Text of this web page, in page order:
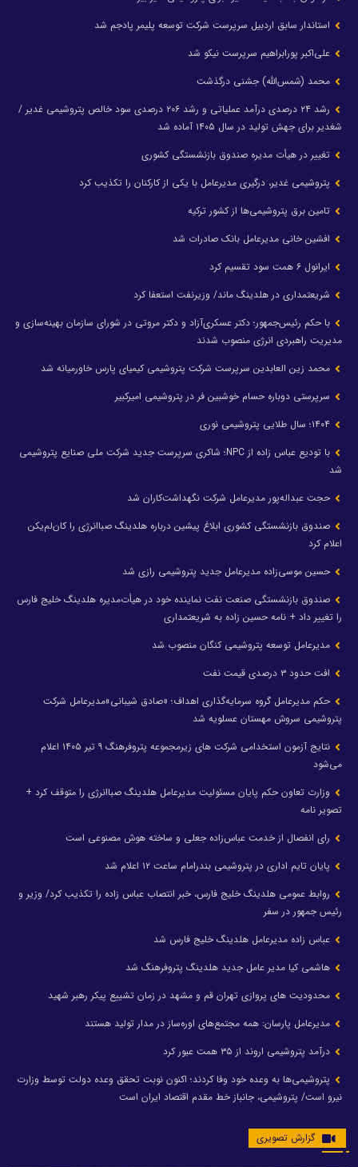
استاندار سابق اردبیل سرپرست شرکت توسعه پلیمر پادجم شد
علی‌اکبر پورابراهیم سرپرست نیکو شد
محمد (شمس‌الله) جشنی درگذشت
رشد ۲۴ درصدی درآمد عملیاتی و رشد ۲۰۶ درصدی سود خالص پتروشیمی غدیر /
شغدیر برای جهش تولید در سال ۱۴۰۵ آماده شد
تغییر در هیأت مدیره صندوق بازنشستگی کشوری
پتروشیمی غدیر، درگیری مدیرعامل با یکی از کارکنان را تکذیب کرد
تامین برق پتروشیمی‌ها از کشور ترکیه
افشین خانی مدیرعامل بانک صادرات شد
ایرانول ۶ همت سود تقسیم کرد
شریعتمداری در هلدینگ ماند/ وزیرنفت استعفا کرد
با حکم رئیس‌جمهور؛ دکتر عسکری‌آزاد و دکتر مروتی در شورای سازمان بهینه‌سازی و
مدیریت راهبردی انرژی منصوب شدند
محمد زین العابدین سرپرست شرکت پتروشیمی کیمیای پارس خاورمیانه شد
سرپرستی دوباره حسام خوشبین فر در پتروشیمی امیرکبیر
با تودیع عباس زاده از NPC؛ شاکری سرپرست جدید شرکت ملی صنایع پتروشیمی
شد
حجت عبداله‌پور مدیرعامل شرکت نگهداشت‌کاران شد
صندوق بازنشستگی کشوری ابلاغ پیشین درباره هلدینگ صباانرژی را کان‌لم‌یکن
اعلام کرد
حسین موسی‌زاده مدیرعامل جدید پتروشیمی رازی شد
صندوق بازنشستگی صنعت نفت نماینده خود در هیأت‌مدیره هلدینگ خلیج فارس
را تغییر داد + نامه حسین زاده به شریعتمداری
مدیرعامل توسعه پتروشیمی کنگان منصوب شد
افت حدود ۳ درصدی قیمت نفت
حکم مدیرعامل گروه سرمایه‌گذاری اهداف؛ «صادق شیبانی»مدیرعامل شرکت
پتروشیمی سروش مهستان عسلویه شد
نتایج آزمون استخدامی شرکت های زیرمجموعه پتروفرهنگ ۹ تیر ۱۴۰۵ اعلام
می‌شود
وزارت تعاون حکم پایان مسئولیت مدیرعامل هلدینگ صباانرژی را متوقف کرد +
تصویر نامه
رای انفصال از خدمت عباس‌زاده جعلی و ساخته هوش مصنوعی است
پایان تایم اداری در پتروشیمی بندرامام ساعت ۱۲ اعلام شد
روابط عمومی هلدینگ خلیج فارس، خبر انتصاب عباس زاده را تکذیب کرد/ وزیر و
رئیس جمهور در سفر
عباس زاده مدیرعامل هلدینگ خلیج فارس شد
هاشمی کیا مدیر عامل جدید هلدینگ پتروفرهنگ شد
محدودیت های پروازی تهران قم و مشهد در زمان تشییع پیکر رهبر شهید
مدیرعامل پارسان: همه مجتمع‌های اوره‌ساز در مدار تولید هستند
درآمد پتروشیمی اروند از ۳۵ همت عبور کرد
پتروشیمی‌ها به وعده خود وفا کردند؛ اکنون نوبت تحقق وعده دولت توسط وزارت
نیرو است/ پتروشیمی، جانباز خط مقدم اقتصاد ایران است
گزارش تصویری